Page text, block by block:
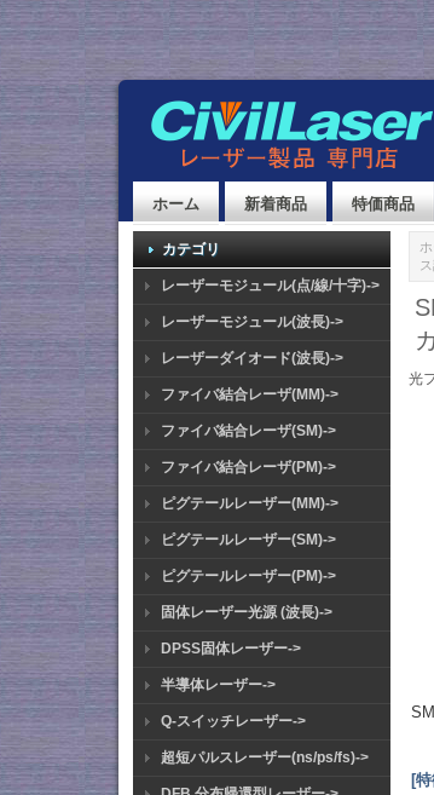
ホーム 新着商品 特価商品
カテゴリ
レーザーモジュール(点/線/十字)->
レーザーモジュール(波長)->
レーザーダイオード(波長)->
ファイバ結合レーザ(MM)->
ファイバ結合レーザ(SM)->
ファイバ結合レーザ(PM)->
ピグテールレーザー(MM)->
ピグテールレーザー(SM)->
ピグテールレーザー(PM)->
固体レーザー光源 (波長)->
DPSS固体レーザー->
半導体レーザー->
Q-スイッチレーザー->
超短パルスレーザー(ns/ps/fs)->
光
[